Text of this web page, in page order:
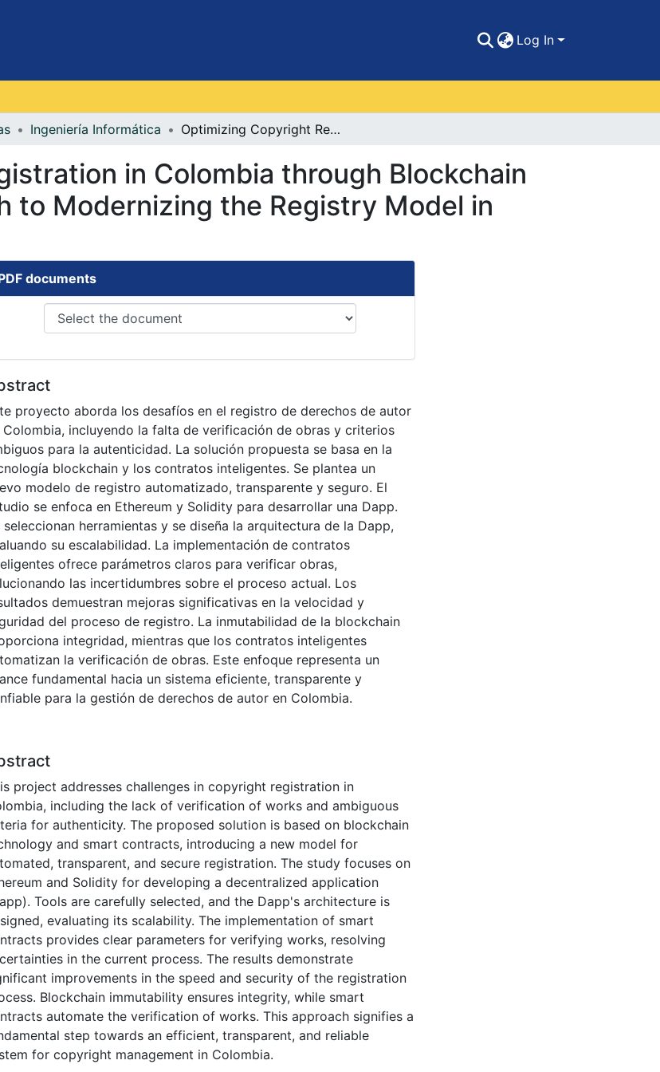
Log In
Ingeniería Informática Optimizing Copyright Registration in Colombia through Blockchain Technology: An Approach to Modernizing the Registry Model in Colombia.
in Colombia through Blockchain
to Modernizing the Registry Model in
documents
proyecto aborda los desafíos en el registro de derechos de autor
Colombia, incluyendo la falta de verificación de obras y criterios
para la autenticidad. La solución propuesta se basa en la
blockchain y los contratos inteligentes. Se plantea un
modelo de registro automatizado, transparente y seguro. El
se enfoca en Ethereum y Solidity para desarrollar una Dapp.
seleccionan herramientas y se diseña la arquitectura de la Dapp,
su escalabilidad. La implementación de contratos
ofrece parámetros claros para verificar obras,
las incertidumbres sobre el proceso actual. Los
demuestran mejoras significativas en la velocidad y
del proceso de registro. La inmutabilidad de la blockchain
integridad, mientras que los contratos inteligentes
la verificación de obras. Este enfoque representa un
fundamental hacia un sistema eficiente, transparente y
para la gestión de derechos de autor en Colombia.
project addresses challenges in copyright registration in
including the lack of verification of works and ambiguous
for authenticity. The proposed solution is based on blockchain
and smart contracts, introducing a new model for
transparent, and secure registration. The study focuses on
and Solidity for developing a decentralized application
Tools are carefully selected, and the Dapp's architecture is
evaluating its scalability. The implementation of smart
provides clear parameters for verifying works, resolving
in the current process. The results demonstrate
improvements in the speed and security of the registration
Blockchain immutability ensures integrity, while smart
automate the verification of works. This approach signifies a
step towards an efficient, transparent, and reliable
for copyright management in Colombia.